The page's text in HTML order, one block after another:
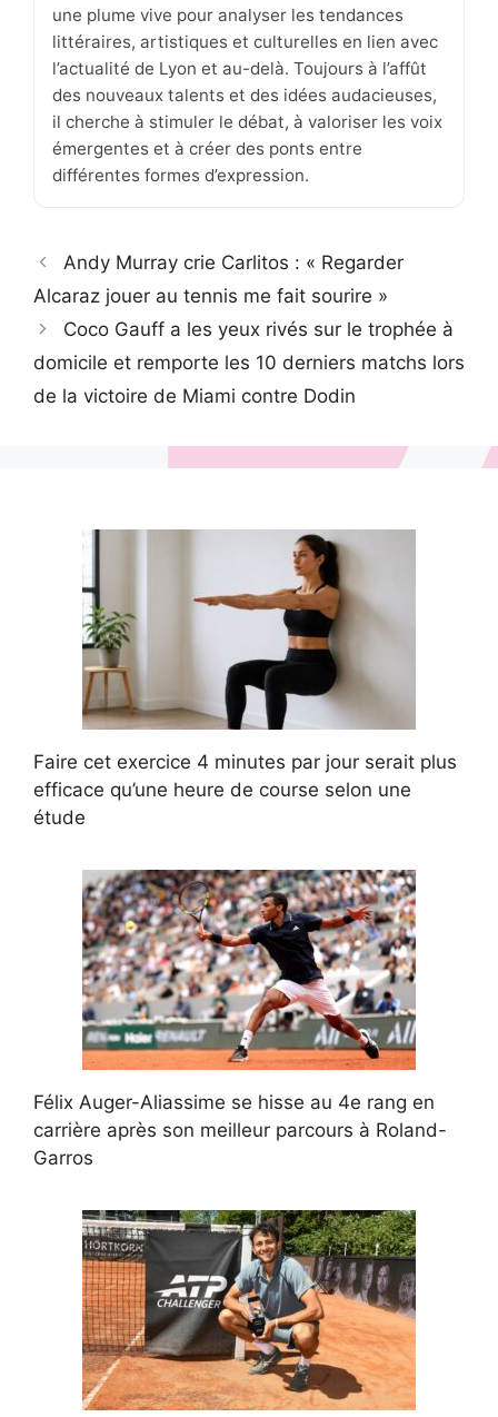
une plume vive pour analyser les tendances
littéraires, artistiques et culturelles en lien avec
l’actualité de Lyon et au-delà. Toujours à l’affût
des nouveaux talents et des idées audacieuses,
il cherche à stimuler le débat, à valoriser les voix
émergentes et à créer des ponts entre
différentes formes d’expression.
Andy Murray crie Carlitos : « Regarder
Alcaraz jouer au tennis me fait sourire »
Coco Gauff a les yeux rivés sur le trophée à
domicile et remporte les 10 derniers matchs lors
de la victoire de Miami contre Dodin
Faire cet exercice 4 minutes par jour serait plus
efficace qu’une heure de course selon une
étude
Félix Auger-Aliassime se hisse au 4e rang en
carrière après son meilleur parcours à Roland-
Garros